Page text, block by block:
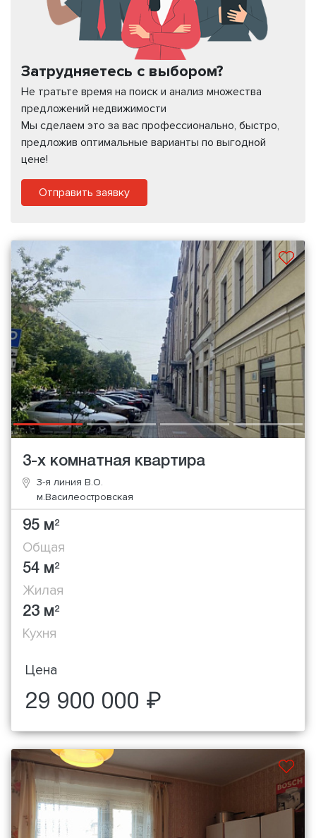
Затрудняетесь с выбором?
Не тратьте время на поиск и анализ множества
предложений недвижимости
Мы сделаем это за вас профессионально, быстро,
предложив оптимальные варианты по выгодной
цене!
Отправить заявку
3-х комнатная квартира
3-я линия В.О.
м.Василеостровская
95 м2
Общая
54 м2
Жилая
23 м2
Кухня
Цена
29 900 000 ₽